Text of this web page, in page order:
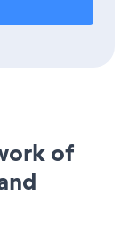
of